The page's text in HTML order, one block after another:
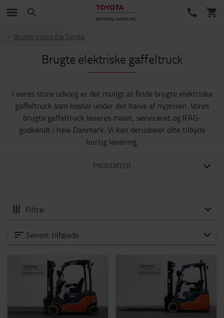
Brugte trucks fra Toyota
Brugte elektriske gaffeltruck
I vores store udvalg er det muligt at finde brugte elektriske
gaffeltruck som koster under det halve af nyprisen. Vores
brugte gaffeltruck leveres malet, serviceret og IFAG-
godkendt i hele Danmark. Vi kan derudover ofte tilbyde
hurtig levering.
PRODUKTER
Filtre:
Alle brugte truck
Elektriske palleløftere
Diesel- og gastrucks
Palleløftere
Plukketruck
Reach trucks
Senest tilføjede